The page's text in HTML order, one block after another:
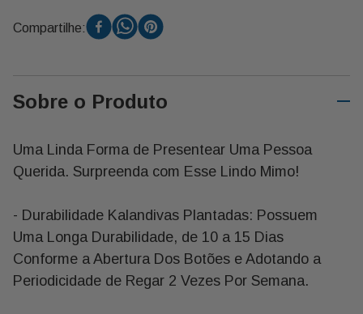
Compartilhe:
Sobre o Produto
Uma Linda Forma de Presentear Uma Pessoa
Querida. Surpreenda com Esse Lindo Mimo!
- Durabilidade Kalandivas Plantadas: Possuem
Uma Longa Durabilidade, de 10 a 15 Dias
Conforme a Abertura Dos Botões e Adotando a
Periodicidade de Regar 2 Vezes Por Semana.